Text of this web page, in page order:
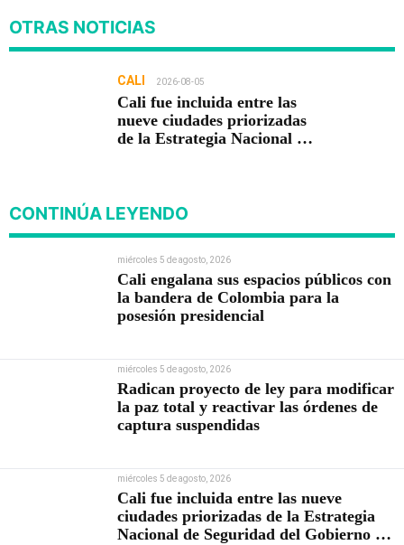
OTRAS NOTICIAS
CALI 2026-08-05
Cali fue incluida entre las
nueve ciudades priorizadas
de la Estrategia Nacional de
CONTINÚA LEYENDO
miércoles 5 de agosto, 2026
Cali engalana sus espacios públicos con
la bandera de Colombia para la
posesión presidencial
miércoles 5 de agosto, 2026
Radican proyecto de ley para modificar
la paz total y reactivar las órdenes de
captura suspendidas
miércoles 5 de agosto, 2026
Cali fue incluida entre las nueve
ciudades priorizadas de la Estrategia
Nacional de Seguridad del Gobierno de